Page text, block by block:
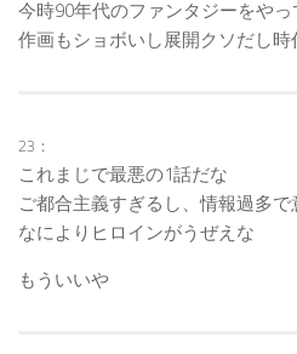
今時90年代のファンタジーをや
作画もショボいし展開クソだし時
23：
これまじで最悪の1話だな
ご都合主義すぎるし、情報過多で
なによりヒロインがうぜえな
もういいや